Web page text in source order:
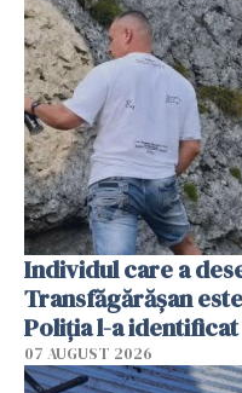
Individul care a
Transfăgărășan
Poliția l-a identificat
07 AUGUST 2026